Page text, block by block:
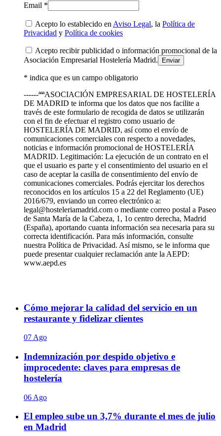
Email *
Acepto lo establecido en Aviso Legal, la Política de
Privacidad y Política de cookies
Acepto recibir publicidad o información promocional de la
Asociación Empresarial Hostelería Madrid.
* indica que es un campo obligatorio
------ªªªASOCIACIÓN EMPRESARIAL DE HOSTELERÍA
DE MADRID te informa que los datos que nos facilite a
través de este formulario de recogida de datos se utilizarán
con el fin de efectuar el registro como usuario de
HOSTELERÍA DE MADRID, así como el envío de
comunicaciones comerciales con respecto a novedades,
noticias e información promocional de HOSTELERÍA
MADRID. Legitimación: La ejecución de un contrato en el
que el usuario es parte y el consentimiento del usuario en el
caso de aceptar la casilla de consentimiento del envío de
comunicaciones comerciales. Podrás ejercitar los derechos
reconocidos en los artículos 15 a 22 del Reglamento (UE)
2016/679, enviando un correo electrónico a:
legal@hosteleriamadrid.com o mediante correo postal a Paseo
de Santa María de la Cabeza, 1, 1o centro derecha, Madrid
(España), aportando cuanta información sea necesaria para su
correcta identificación. Para más información, consulte
nuestra Política de Privacidad. Así mismo, se le informa que
puede presentar cualquier reclamación ante la AEPD:
www.aepd.es
Cómo mejorar la calidad del servicio en un
restaurante y fidelizar clientes
07 Ago
Indemnización por despido objetivo e
improcedente: claves para empresas de
hostelería
06 Ago
El empleo sube un 3,7% durante el mes de julio
en Madrid